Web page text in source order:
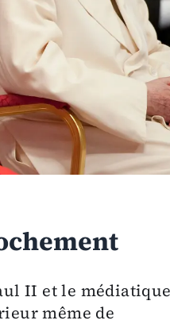
II et le médiatique
même de